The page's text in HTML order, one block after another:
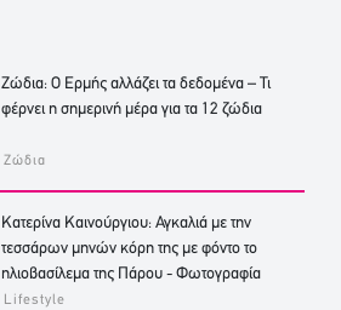
Ζώδια: Ο Ερμής αλλάζει τα δεδομένα – Τι
φέρνει η σημερινή μέρα για τα 12 ζώδια
Ζώδια
Κατερίνα Καινούργιου: Αγκαλιά με την
τεσσάρων μηνών κόρη της με φόντο το
ηλιοβασίλεμα της Πάρου - Φωτογραφία
Lifestyle